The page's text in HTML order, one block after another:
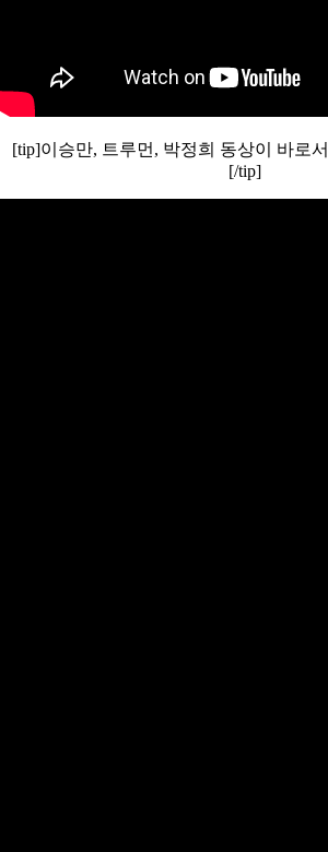
[tip]이승만, 트루먼, 박정희 동상이 바로
[/tip]